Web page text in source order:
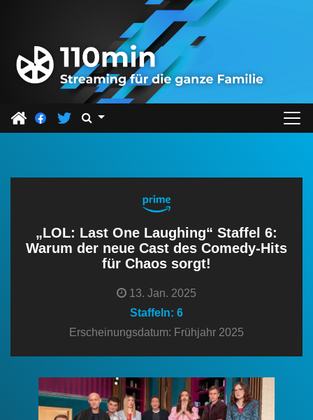
„LOL: Last One Laughing“ Staffel 6:
Warum der neue Cast des Comedy-Hits
für Chaos sorgt!
13. Jan. 2025
Staffeln: 6
Erscheinungsdatum: Frühjahr 2025